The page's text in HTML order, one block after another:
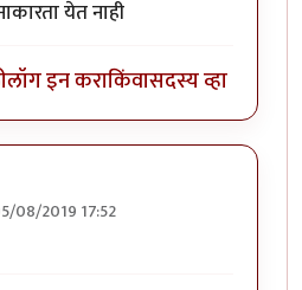
येत नाही
लॉग इन कराकिंवासदस्य व्हा
08/2019 17:52